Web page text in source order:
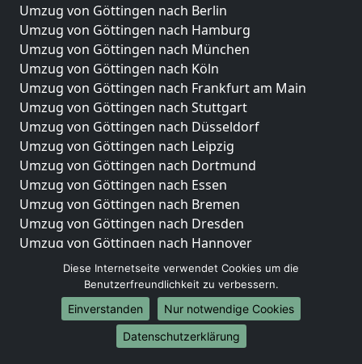
Umzug von Göttingen nach Berlin
Umzug von Göttingen nach Hamburg
Umzug von Göttingen nach München
Umzug von Göttingen nach Köln
Umzug von Göttingen nach Frankfurt am Main
Umzug von Göttingen nach Stuttgart
Umzug von Göttingen nach Düsseldorf
Umzug von Göttingen nach Leipzig
Umzug von Göttingen nach Dortmund
Umzug von Göttingen nach Essen
Umzug von Göttingen nach Bremen
Umzug von Göttingen nach Dresden
Umzug von Göttingen nach Hannover
Umzug von Göttingen nach Nürnberg
Umzug von Göttingen nach Duisburg
Umzug von Göttingen nach Bochum
Umzug von Göttingen nach Wuppertal
Umzug von Göttingen nach Bielefeld
Diese Internetseite verwendet Cookies um die
Benutzerfreundlichkeit zu verbessern.
Einverstanden
Nur notwendige Cookies
Datenschutzerklärung